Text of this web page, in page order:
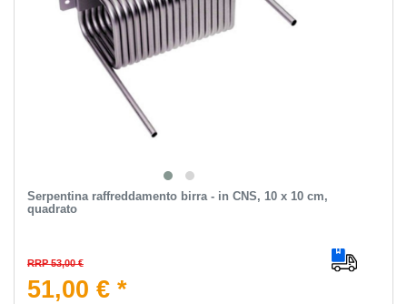
Serpentina raffreddamento birra - in CNS, 10 x 10 cm,
quadrato
RRP 53,00 €
51,00 € *